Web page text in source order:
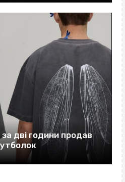
дві години продав